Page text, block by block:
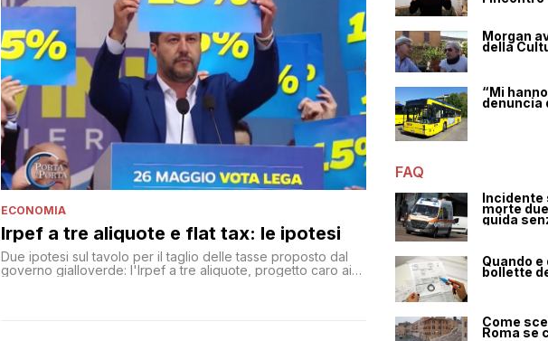
ECONOMIA
Irpef a tre aliquote e flat tax: le ipotesi
Due ipotesi sul tavolo per il taglio delle tasse proposto dal
governo gialloverde: l'Irpef a tre aliquote, progetto caro ai
Morgan
della
“Mi
denuncia
FAQ
Incidente
morte
guida
Quando
bollette
Come
Roma se